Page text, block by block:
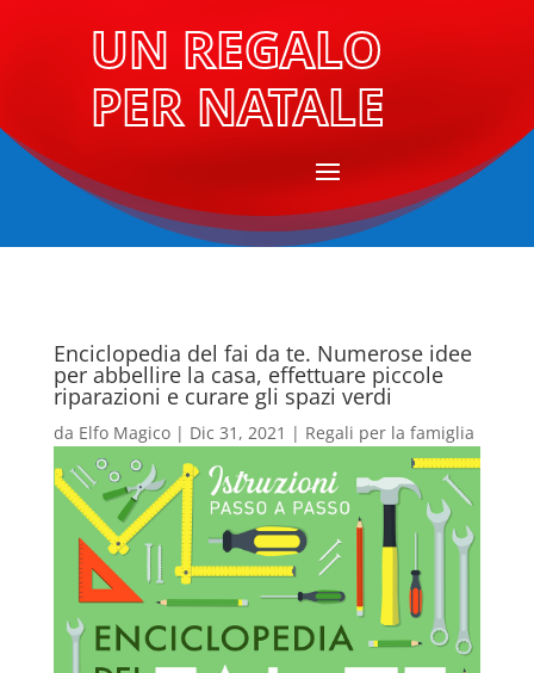
UN REGALO
PER NATALE
Enciclopedia del fai da te. Numerose idee
per abbellire la casa, effettuare piccole
riparazioni e curare gli spazi verdi
da Elfo Magico| Dic 31, 2021 | Regali per la famiglia